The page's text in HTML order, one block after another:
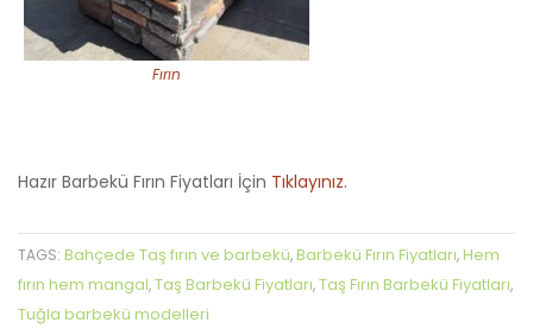
Fırın
Hazır Barbekü Fırın Fiyatları İçin Tıklayınız.
TAGS: Bahçede Taş fırın ve barbekü,Barbekü Fırın Fiyatları,Hem
fırın hem mangal,Taş Barbekü Fiyatları,Taş Fırın Barbekü Fiyatları,
Tuğla barbekü modelleri